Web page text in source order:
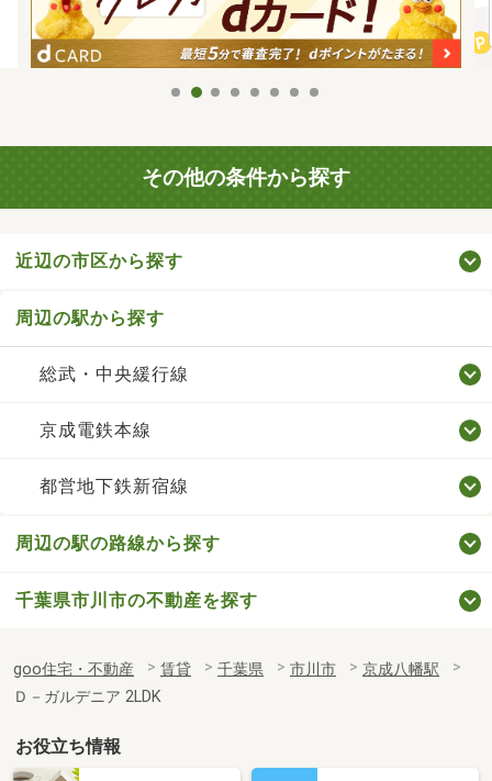
その他の条件から探す
近辺の市区から探す
周辺の駅から探す
総武・中央緩行線
京成電鉄本線
都営地下鉄新宿線
周辺の駅の路線から探す
千葉県市川市の不動産を探す
goo住宅・不動産 賃貸 千葉県 市川市
京成八幡駅
Ｄ－ガルデニア 2LDK
お役立ち情報